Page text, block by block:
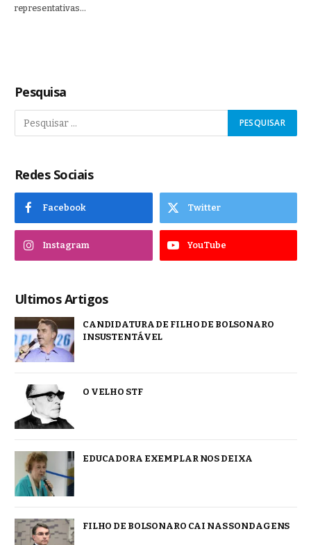
representativas…
Pesquisa
Redes Sociais
Facebook Twitter
Instagram YouTube
Ultimos Artigos
CANDIDATURA DE FILHO DE BOLSONARO
INSUSTENTÁVEL
O VELHO STF
EDUCADORA EXEMPLAR NOS DEIXA
FILHO DE BOLSONARO CAI NAS SONDAGENS